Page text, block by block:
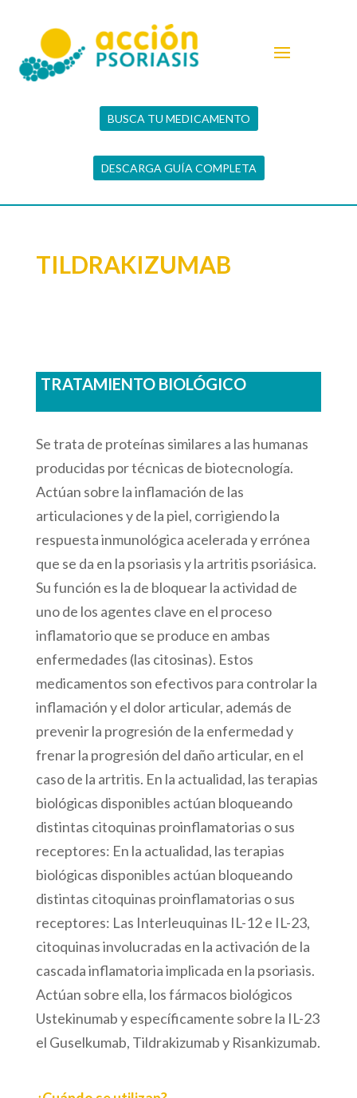
BUSCA TU MEDICAMENTO
DESCARGA GUÍA COMPLETA
TILDRAKIZUMAB
TRATAMIENTO BIOLÓGICO
Se trata de proteínas similares a las humanas
producidas por técnicas de biotecnología.
Actúan sobre la inflamación de las
articulaciones y de la piel, corrigiendo la
respuesta inmunológica acelerada y errónea
que se da en la psoriasis y la artritis psoriásica.
Su función es la de bloquear la actividad de
uno de los agentes clave en el proceso
inflamatorio que se produce en ambas
enfermedades (las citosinas). Estos
medicamentos son efectivos para controlar la
inflamación y el dolor articular, además de
prevenir la progresión de la enfermedad y
frenar la progresión del daño articular, en el
caso de la artritis. En la actualidad, las terapias
biológicas disponibles actúan bloqueando
distintas citoquinas proinflamatorias o sus
receptores: En la actualidad, las terapias
biológicas disponibles actúan bloqueando
distintas citoquinas proinflamatorias o sus
receptores: Las Interleuquinas IL-12 e IL-23,
citoquinas involucradas en la activación de la
cascada inflamatoria implicada en la psoriasis.
Actúan sobre ella, los fármacos biológicos
Ustekinumab y específicamente sobre la IL-23
el Guselkumab, Tildrakizumab y Risankizumab.